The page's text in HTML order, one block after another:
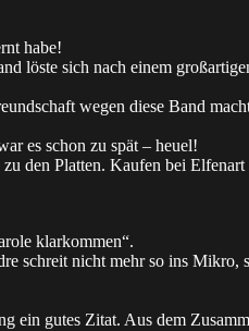
habe!
sich nach einem
wegen diese Band
es schon zu spät – heuel!
den Platten. Kaufen bei
klarkommen“.
schreit nicht mehr so ins Mikro,
ein gutes Zitat. Aus dem